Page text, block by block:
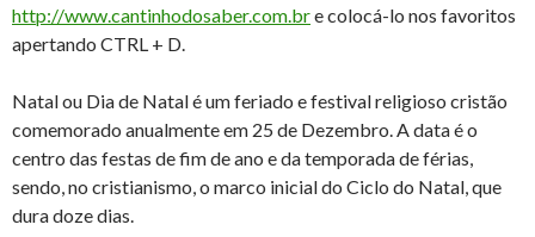
http://www.cantinhodosaber.com.bre colocá-lo nos favoritos
apertando CTRL + D.
Natal ou Dia de Natal é um feriado e festival religioso cristão
comemorado anualmente em 25 de Dezembro. A data é o
centro das festas de fim de ano e da temporada de férias,
sendo, no cristianismo, o marco inicial do Ciclo do Natal, que
dura doze dias.